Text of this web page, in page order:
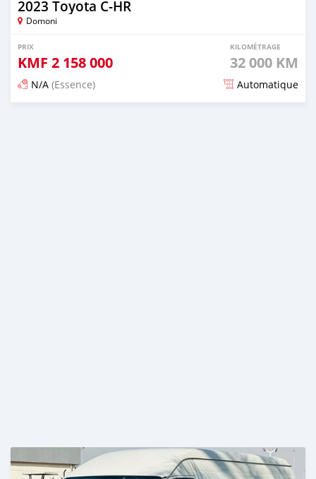
2023 Toyota C-HR
Domoni
PRIX
KMF 2 158 000
KILOMÉTRAGE
32 000 KM
N/A (Essence) Automatique